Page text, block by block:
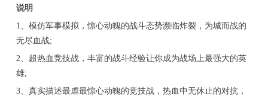
说明
1、模仿军事模拟，惊心动魄的战斗态势濒临炸裂，为城而战的
无尽血战;
2、超热血竞技战，丰富的战斗经验让你成为战场上最强大的英
雄;
3、真实描述最虐最惊心动魄的竞技战，热血中无休止的对抗，